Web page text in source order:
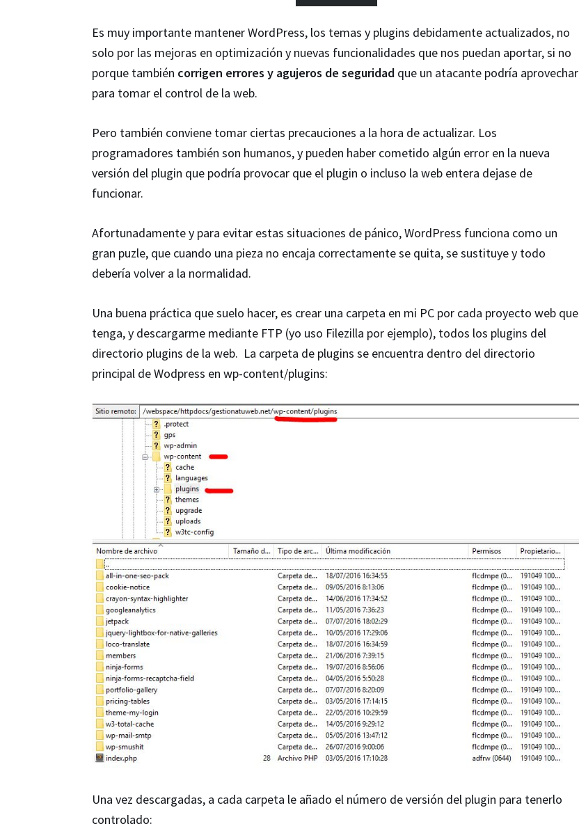
Es muy importante mantener WordPress, los temas y plugins debidamente actualizados, no
solo por las mejoras en optimización y nuevas funcionalidades que nos puedan aportar, si no
porque también corrigen errores y agujeros de seguridad que un atacante podría aprovechar
para tomar el control de la web.
Pero también conviene tomar ciertas precauciones a la hora de actualizar. Los
programadores también son humanos, y pueden haber cometido algún error en la nueva
versión del plugin que podría provocar que el plugin o incluso la web entera dejase de
funcionar.
Afortunadamente y para evitar estas situaciones de pánico, WordPress funciona como un
gran puzle, que cuando una pieza no encaja correctamente se quita, se sustituye y todo
debería volver a la normalidad.
Una buena práctica que suelo hacer, es crear una carpeta en mi PC por cada proyecto web que
tenga, y descargarme mediante FTP (yo uso Filezilla por ejemplo), todos los plugins del
directorio plugins de la web. La carpeta de plugins se encuentra dentro del directorio
principal de Wodpress en wp-content/plugins:
Una vez descargadas, a cada carpeta le añado el número de versión del plugin para tenerlo
controlado: